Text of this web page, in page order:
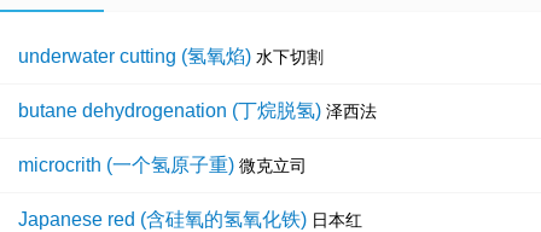
underwater cutting (氢氧焰) 水下切割
butane dehydrogenation (丁烷脱氢) 泽西法
microcrith (一个氢原子重) 微克立司
Japanese red (含硅氧的氢氧化铁) 日本红